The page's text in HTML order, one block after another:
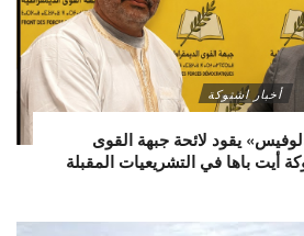
أخبار اشتوكة
يقود لائحة جبهة القوى
أيت باها في التشريعيات المقبلة